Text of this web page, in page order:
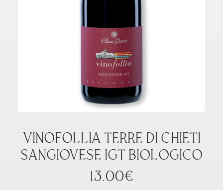
VINOFOLLIA TERRE DI CHIETI
SANGIOVESE IGT BIOLOGICO
13.00€